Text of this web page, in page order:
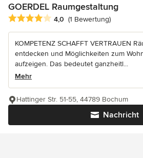
GOERDEL Raumgestaltung
Durchschnittliche Bewertung: 4 von 5
4,0 (1 Bewertung)
KOMPETENZ SCHAFFT VERTRAUEN
entdecken und Möglichkeiten zum
aufzeigen. Das bedeutet ganzheitl...
Mehr
Nachricht
Hattinger Str. 51-55, 44789 Bochum